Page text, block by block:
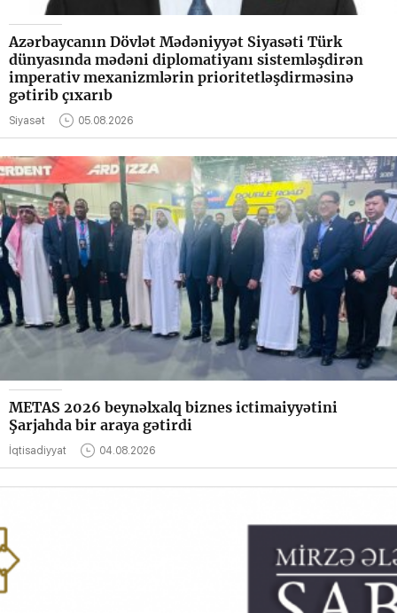
Azərbaycanın Dövlət Mədəniyyət Siyasəti Türk
dünyasında mədəni diplomatiyanı sistemləşdirən
imperativ mexanizmlərin prioritetləşdirməsinə
gətirib çıxarıb
Siyasət 05.08.2026
METAS 2026 beynəlxalq biznes ictimaiyyətini
Şarjahda bir araya gətirdi
İqtisadiyyat 04.08.2026